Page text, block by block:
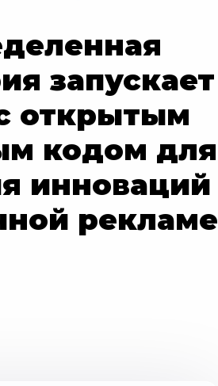
запускает
открытым
кодом для
инноваций
рекламе